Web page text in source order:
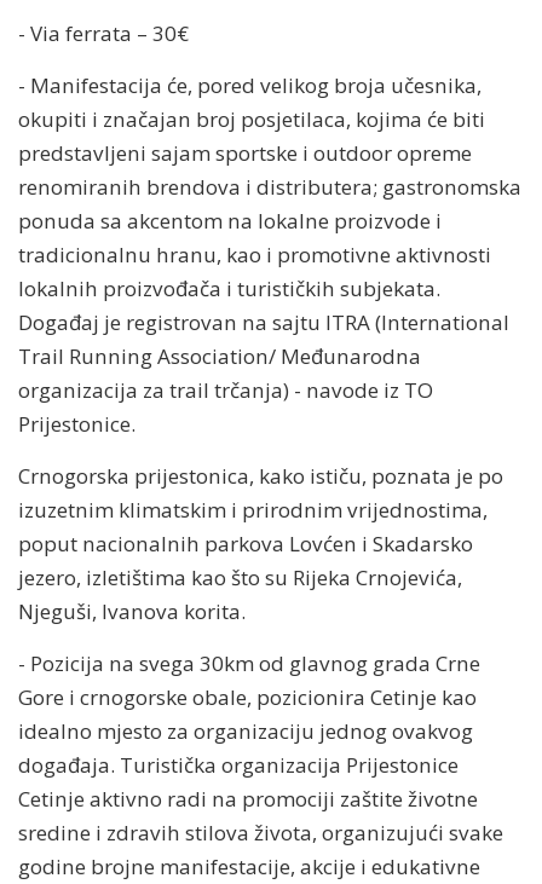
- Via ferrata – 30€
- Manifestacija će, pored velikog broja učesnika,
okupiti i značajan broj posjetilaca, kojima će biti
predstavljeni sajam sportske i outdoor opreme
renomiranih brendova i distributera; gastronomska
ponuda sa akcentom na lokalne proizvode i
tradicionalnu hranu, kao i promotivne aktivnosti
lokalnih proizvođača i turističkih subjekata.
Događaj je registrovan na sajtu ITRA (International
Trail Running Association/ Međunarodna
organizacija za trail trčanja) - navode iz TO
Prijestonice.
Crnogorska prijestonica, kako ističu, poznata je po
izuzetnim klimatskim i prirodnim vrijednostima,
poput nacionalnih parkova Lovćen i Skadarsko
jezero, izletištima kao što su Rijeka Crnojevića,
Njeguši, Ivanova korita.
- Pozicija na svega 30km od glavnog grada Crne
Gore i crnogorske obale, pozicionira Cetinje kao
idealno mjesto za organizaciju jednog ovakvog
događaja. Turistička organizacija Prijestonice
Cetinje aktivno radi na promociji zaštite životne
sredine i zdravih stilova života, organizujući svake
godine brojne manifestacije, akcije i edukativne